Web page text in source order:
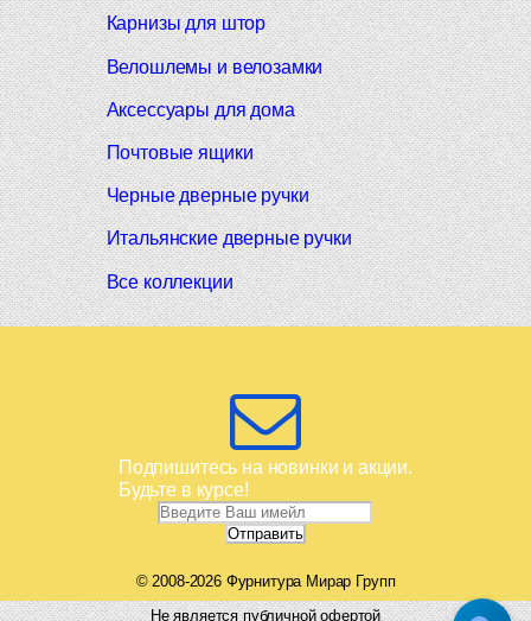
Карнизы для штор
Велошлемы и велозамки
Аксессуары для дома
Почтовые ящики
Черные дверные ручки
Итальянские дверные ручки
Все коллекции
Подпишитесь на новинки и акции.
Будьте в курсе!
© 2008-2026 Фурнитура Мирар Групп
Не является публичной офертой